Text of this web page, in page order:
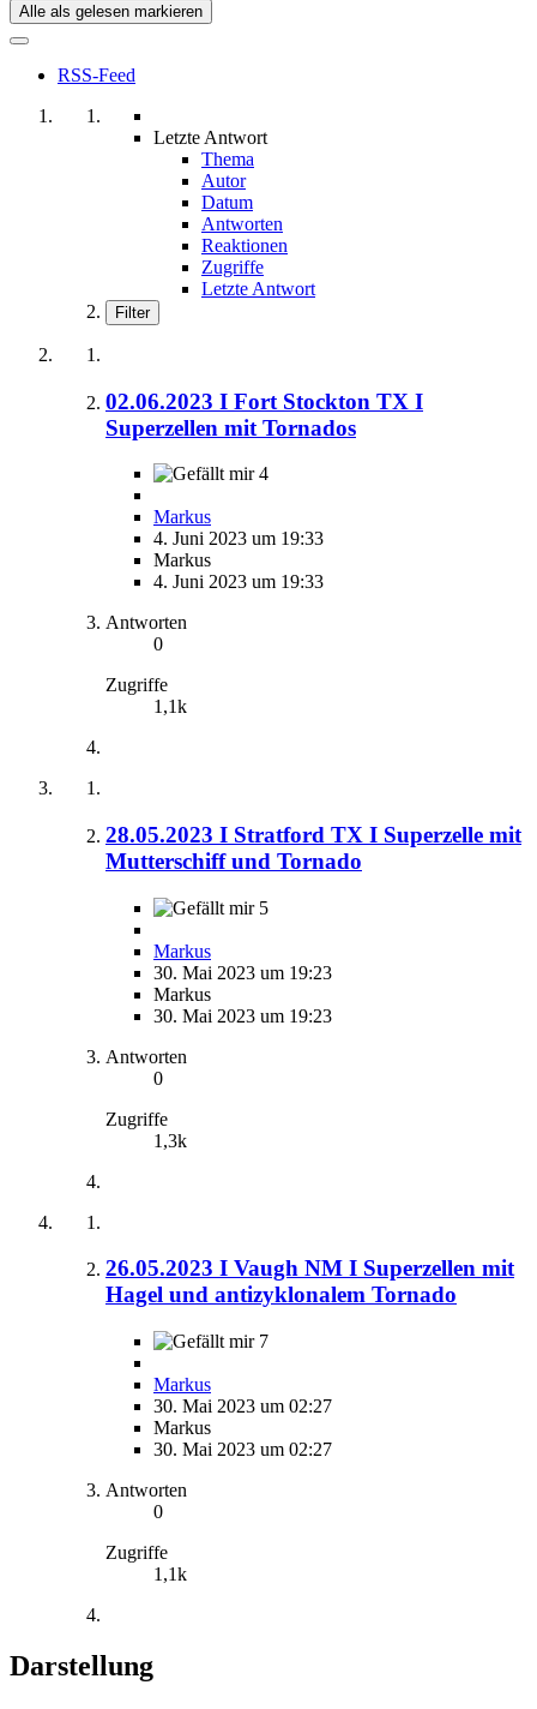
Alle als gelesen markieren
RSS-Feed
Letzte Antwort
Thema
Autor
Datum
Antworten
Reaktionen
Zugriffe
Letzte Antwort
Filter
02.06.2023 I Fort Stockton TX I
Superzellen mit Tornados
4
Markus
4. Juni 2023 um 19:33
Markus
4. Juni 2023 um 19:33
Antworten
0
Zugriffe
1,1k
28.05.2023 I Stratford TX I Superzelle mit
Mutterschiff und Tornado
5
Markus
30. Mai 2023 um 19:23
Markus
30. Mai 2023 um 19:23
Antworten
0
Zugriffe
1,3k
26.05.2023 I Vaugh NM I Superzellen mit
Hagel und antizyklonalem Tornado
7
Markus
30. Mai 2023 um 02:27
Markus
30. Mai 2023 um 02:27
Antworten
0
Zugriffe
1,1k
Darstellung